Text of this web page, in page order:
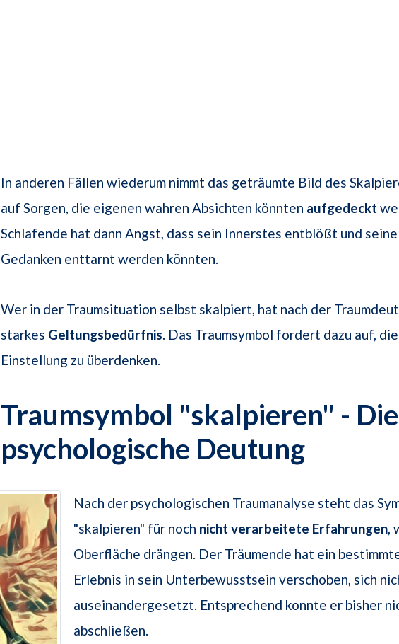
In anderen Fällen wiederum nimmt das geträumte Bild des
auf Sorgen, die eigenen wahren Absichten könnten aufgedeckt
Schlafende hat dann Angst, dass sein Innerstes entblößt und
Gedanken enttarnt werden könnten.
Wer in der Traumsituation selbst skalpiert, hat nach der
starkes Geltungsbedürfnis. Das Traumsymbol fordert dazu auf,
Einstellung zu überdenken.
Traumsymbol "skalpieren" - Die
psychologische Deutung
Nach der psychologischen Traumanalyse steht das
"skalpieren" für noch nicht verarbeitete Erfahrungen,
Oberfläche drängen. Der Träumende hat ein
Erlebnis in sein Unterbewusstsein verschoben, sich
auseinandergesetzt. Entsprechend konnte er bisher
abschließen.